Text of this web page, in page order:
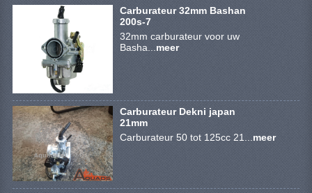
VELGEN
SHINERAY 300ST 5E
SHINERAY 350ST-2E
SHINERAY SPYDER/STIXE 250CC
Carburateur 32mm Bashan
200s-7
32mm carburateur voor uw
Basha... meer
Carburateur Dekni japan
21mm
Carburateur 50 tot 125cc 21... meer